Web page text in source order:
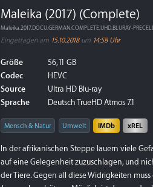
Maleika (2017) (Complete)
Maleika.2017.DOCU.GERMAN.COMPLETE.UHD.BLURAY-
Eingetragen am 15.10.2018um 14:58 Uhr
Größe
56,11 GB
Codec
HEVC
Source
Ultra HD Blu-ray
Sprache
Deutsch TrueHD Atmos 7.1
Mensch & Natur Umwelt IMDb xREL
In der afrikanischen Steppe lauern viele
auf eine Gelegenheit zuzuschlagen, und
der Tiere. Gegen all diese Widrigkeiten